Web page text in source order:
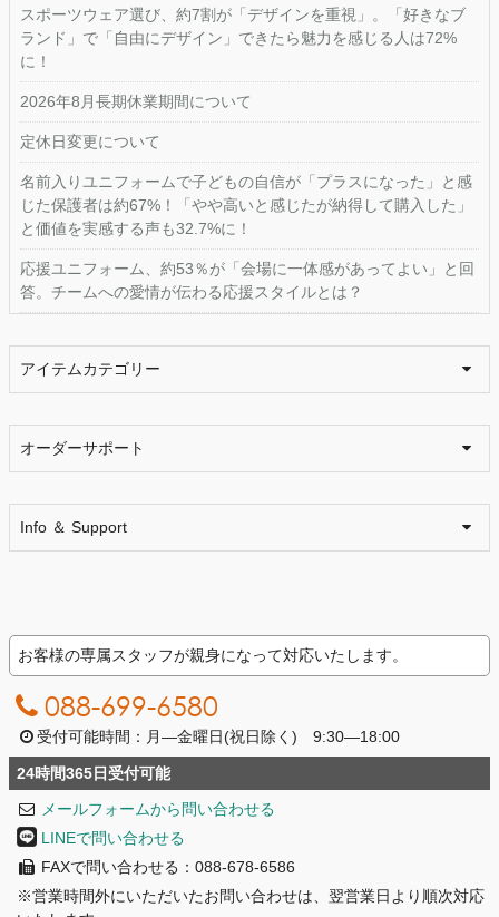
スポーツウェア選び、約7割が「デザインを重視」。「好きなブ
ランド」で「自由にデザイン」できたら魅力を感じる人は72%
に！
2026年8月長期休業期間について
定休日変更について
名前入りユニフォームで子どもの自信が「プラスになった」と感
じた保護者は約67%！「やや高いと感じたが納得して購入した」
と価値を実感する声も32.7%に！
応援ユニフォーム、約53％が「会場に一体感があってよい」と回
答。チームへの愛情が伝わる応援スタイルとは？
アイテムカテゴリー
オーダーサポート
Info ＆ Support
お客様の専属スタッフが親身になって対応いたします。
088-699-6580
受付可能時間：月―金曜日(祝日除く) 9:30―18:00
24時間365日受付可能
メールフォームから問い合わせる
LINEで問い合わせる
FAXで問い合わせる：088-678-6586
※営業時間外にいただいたお問い合わせは、翌営業日より順次対応